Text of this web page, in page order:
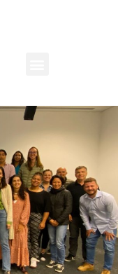
F-
do